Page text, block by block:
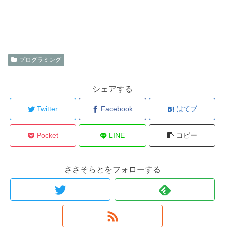
プログラミング
シェアする
Twitter Facebook はてブ
Pocket LINE コピー
ささそらとをフォローする